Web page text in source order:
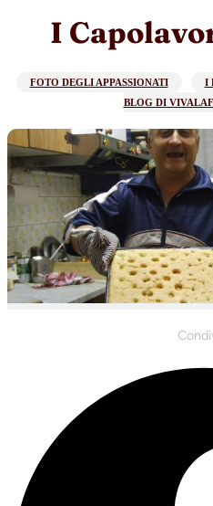
I
FOTO DEGLI APPASSIONATI I
BLOG DI